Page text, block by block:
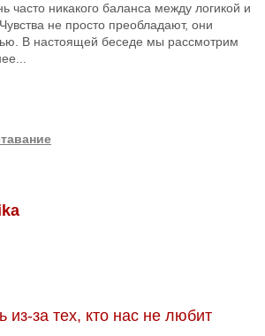
часто никакого баланса между логикой и
не просто преобладают, они
В настоящей беседе мы рассмотрим
из-за тех, кто нас не любит